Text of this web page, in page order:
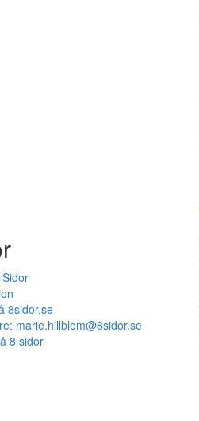
8sidor.se
marie.hillblom@8sidor.se
8 sidor